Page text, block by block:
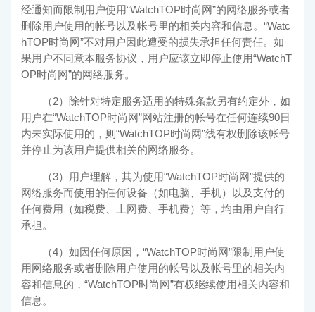
经通知而限制用户使用“WatchTOP时尚网”的网络服务或者
删除用户使用的帐号以及帐号里的相关内容和信息。“Watc
hTOP时尚网”不对用户因此遭受的损失承担任何责任。如
果用户不同意本服务协议，用户应该立即停止使用“WatchT
OP时尚网”的网络服务。
（2）除针对特定服务适用的特殊条款另有约定外，如
用户在“WatchTOP时尚网”网站注册的帐号在任何连续90日
内未实际使用的，则“WatchTOP时尚网”线有权删除该帐号
并停止为该用户提供相关的网络服务。
（3）用户理解，其为使用“WatchTOP时尚网”提供的
网络服务而使用的任何设备（如电脑、手机）以及支付的
任何费用（如税费、上网费、手机费）等，均由用户自行
承担。
（4）如因任何原因，“WatchTOP时尚网”限制用户使
用网络服务或者删除用户使用的帐号以及帐号里的相关内
容和信息的，“WatchTOP时尚网”有权继续使用相关内容和
信息。